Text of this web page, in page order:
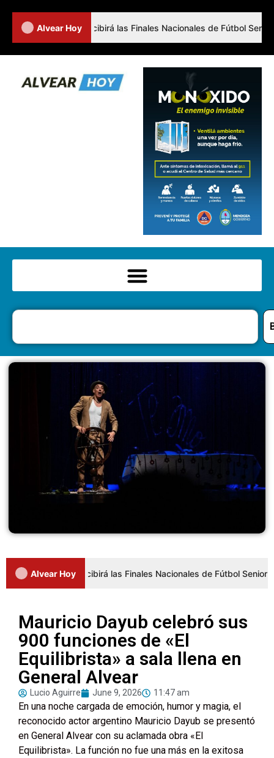
Alvear Hoy
Alvear recibirá las Finales Nacionales de Fútbol Senior
Alvear Hoy
Alvear recibirá las Finales Nacionales de Fútbol Senior
Mauricio Dayub celebró sus
900 funciones de «El
Equilibrista» a sala llena en
General Alvear
Lucio Aguirre June 9, 2026 11:47 am
En una noche cargada de emoción, humor y magia, el
reconocido actor argentino Mauricio Dayub se presentó
en General Alvear con su aclamada obra «El
Equilibrista». La función no fue una más en la exitosa